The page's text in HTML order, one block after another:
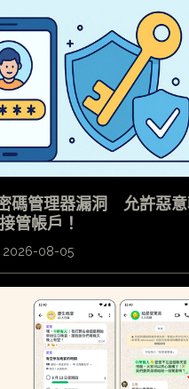
碼管理器漏洞 允許惡意
管帳戶！
2026-08-05